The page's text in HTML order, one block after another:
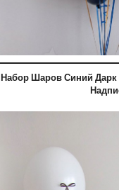
Набор Шаров Синий